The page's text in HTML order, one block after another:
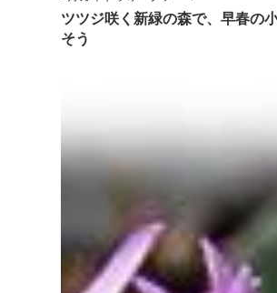
ツツジ咲く新緑の森で、早春の
そう